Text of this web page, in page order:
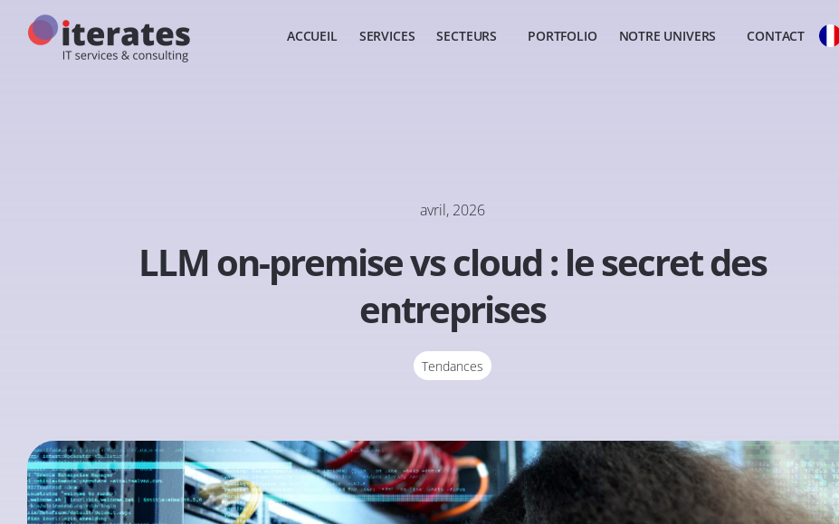
ACCUEIL SERVICES SECTEURS PORTFOLIO NOTRE UNIVERS CONTACT
avril, 2026
LLM on-premise vs cloud : le secret des
entreprises
Tendances